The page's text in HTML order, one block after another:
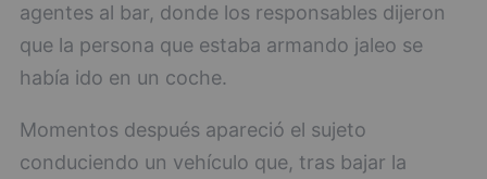
agentes al bar, donde los responsables dijeron
que la persona que estaba armando jaleo se
había ido en un coche.
Momentos después apareció el sujeto
conduciendo un vehículo que, tras bajar la